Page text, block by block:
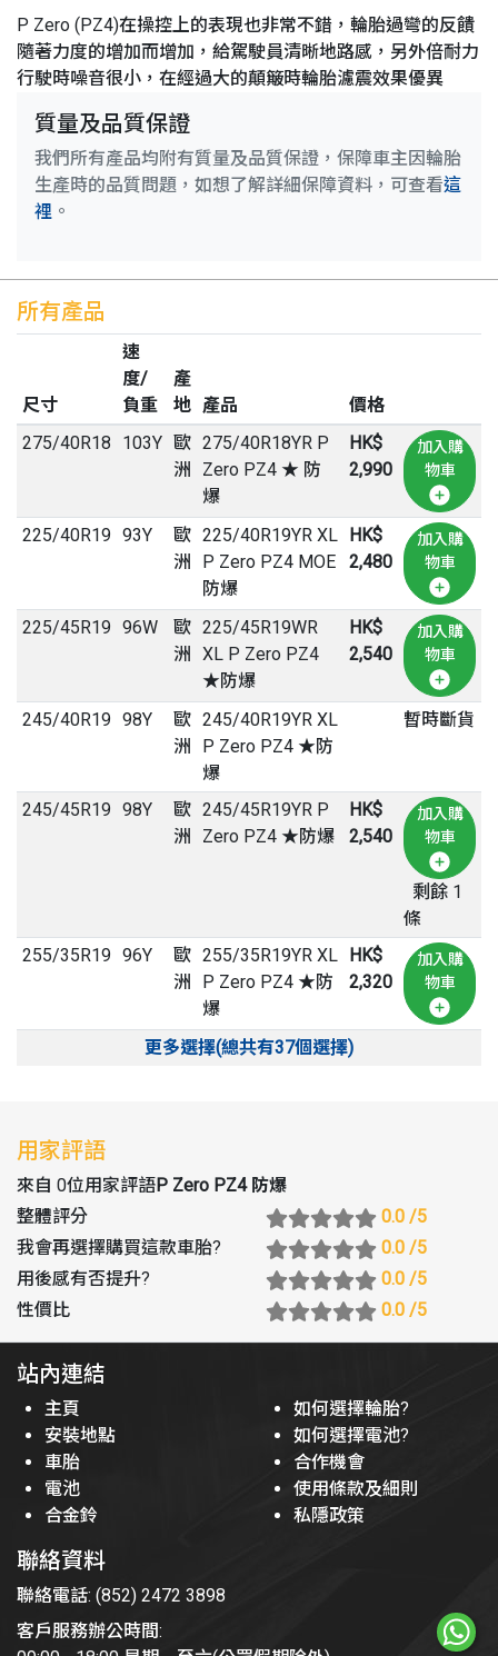
P Zero (PZ4)在操控上的表現也非常不錯，輪胎過彎的反饋
隨著力度的增加而增加，給駕駛員清晰地路感，另外倍耐力
行駛時噪音很小，在經過大的顛簸時輪胎濾震效果優異
質量及品質保證
我們所有產品均附有質量及品質保證，保障車主因輪胎
生產時的品質問題，如想了解詳細保障資料，可查看這
裡 。
所有產品
尺寸
速
度/
負重
產
地 產品
價格
275/40R18 103Y 歐
洲
275/40R18YR P
Zero PZ4 ★ 防
爆
HK$
2,990
加入購
物車
225/40R19 93Y
歐
洲
225/40R19YR XL
P Zero PZ4 MOE
防爆
HK$
2,480
加入購
物車
225/45R19 96W
歐
洲
225/45R19WR
XL P Zero PZ4
★防爆
HK$
2,540
加入購
物車
245/40R19 98Y
歐
洲
245/40R19YR XL
P Zero PZ4 ★防
爆
暫時斷貨
245/45R19 98Y
歐
洲
245/45R19YR P
Zero PZ4 ★防爆
HK$
2,540
加入購
物車
剩餘 1
條
255/35R19 96Y
歐
洲
255/35R19YR XL
P Zero PZ4 ★防
爆
HK$
2,320
加入購
物車
更多選擇(總共有37個選擇)
用家評語
來自 0位用家評語P Zero PZ4 防爆
整體評分
0.0 /5
我會再選擇購買這款車胎? 0.0 /5
用後感有否提升? 0.0 /5
性價比
0.0 /5
站內連結
主頁
安裝地點
車胎
電池
合金鈴
如何選擇輪胎?
如何選擇電池?
合作機會
使用條款及細則
私隱政策
聯絡資料
聯絡電話: (852) 2472 3898
客戶服務辦公時間: